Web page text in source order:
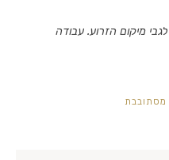
מיקום הזרוע. עבודה
מסתובבת